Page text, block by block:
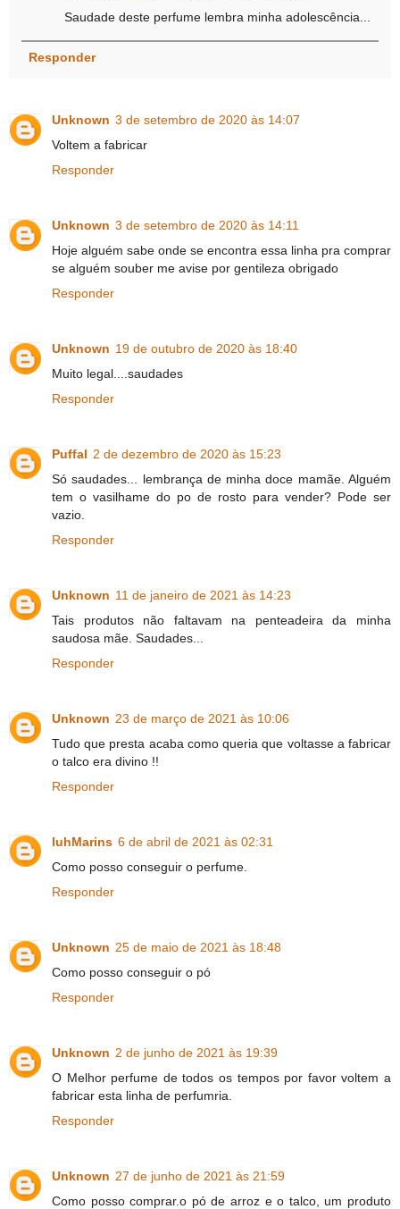
Saudade deste perfume lembra minha adolescência...
Responder
Unknown 3 de setembro de 2020 às 14:07
Voltem a fabricar
Responder
Unknown 3 de setembro de 2020 às 14:11
Hoje alguém sabe onde se encontra essa linha pra comprar
se alguém souber me avise por gentileza obrigado
Responder
Unknown 19 de outubro de 2020 às 18:40
Muito legal....saudades
Responder
Puffal 2 de dezembro de 2020 às 15:23
Só saudades... lembrança de minha doce mamãe. Alguém
tem o vasilhame do po de rosto para vender? Pode ser
vazio.
Responder
Unknown 11 de janeiro de 2021 às 14:23
Tais produtos não faltavam na penteadeira da minha
saudosa mãe. Saudades...
Responder
Unknown 23 de março de 2021 às 10:06
Tudo que presta acaba como queria que voltasse a fabricar
o talco era divino !!
Responder
luhMarins 6 de abril de 2021 às 02:31
Como posso conseguir o perfume.
Responder
Unknown 25 de maio de 2021 às 18:48
Como posso conseguir o pó
Responder
Unknown 2 de junho de 2021 às 19:39
O Melhor perfume de todos os tempos por favor voltem a
fabricar esta linha de perfumria.
Responder
Unknown 27 de junho de 2021 às 21:59
Como posso comprar.o pó de arroz e o talco, um produto